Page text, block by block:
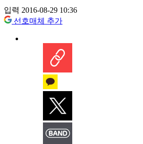
입력 2016-08-29 10:36
선호매체 추가